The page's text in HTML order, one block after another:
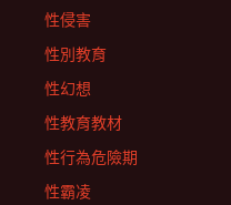
性侵害
性別教育
性幻想
性教育教材
性行為危險期
性霸凌